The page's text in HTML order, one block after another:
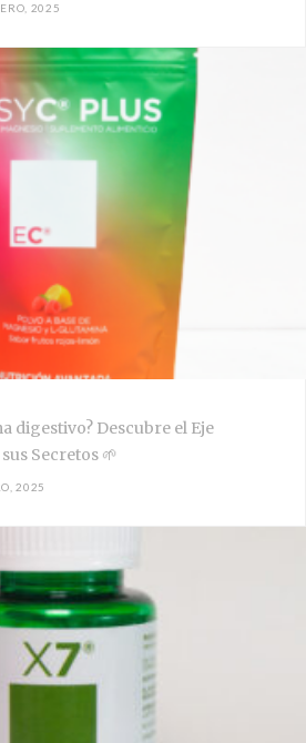
2025
digestivo? Descubre el Eje
Secretos 🌱
2025